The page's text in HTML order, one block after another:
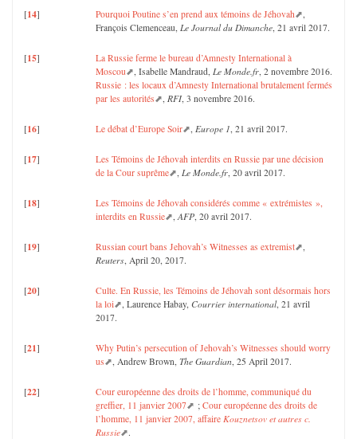
[14] Pourquoi Poutine s’en prend aux témoins de Jéhovah
François Clemenceau, Le Journal du Dimanche , 21 avril 2017.
[15]
La Russie ferme le bureau d’Amnesty International à
Moscou
, Isabelle Mandraud, Le Monde.fr , 2 novembre 2016.
Russie : les locaux d’Amnesty International brutalement fermés
par les autorités
RFI, 3 novembre 2016.
[16] Le débat d’Europe Soir Europe 1 , 21 avril 2017.
[17]
Les Témoins de Jéhovah interdits en Russie par une décision
de la Cour suprême
Le Monde.fr , 20 avril 2017.
[18]
Les Témoins de Jéhovah considérés comme « extrémistes »,
interdits en Russie
AFP , 20 avril 2017.
[19] Russian court bans Jehovah’s Witnesses as extremist
Reuters , April 20, 2017.
[20]
Culte. En Russie, les Témoins de Jéhovah sont désormais hors
la loi
, Laurence Habay, Courrier international, 21 avril
2017.
[21]
Why Putin’s persecution of Jehovah’s Witnesses should worry
us
, Andrew Brown, The Guardian , 25 April 2017.
[22]
Cour européenne des droits de l’homme, communiqué du
greffier, 11 janvier 2007
; Cour européenne des droits de
l’homme, 11 janvier 2007, affaire Kouznetsov et autres c.
Russie
.